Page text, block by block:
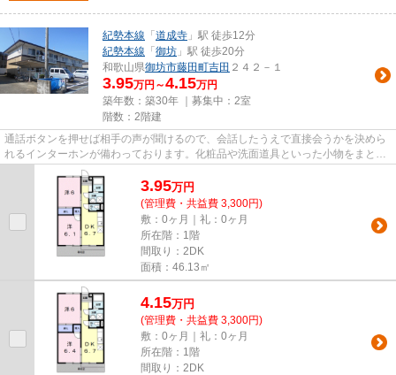
紀勢本線 「 道成寺 」駅 徒歩12分
紀勢本線 「 御坊 」駅 徒歩20分
和歌山県御坊市藤田町吉田 ２４２－１
3.95万円～4.15万円
築年数：築30年 ｜募集中： 2室
階数：2階建
通話ボタンを押せば相手の声が聞けるので、会話したうえで直接会うかを決めら
れるインターホンが備わっております。化粧品や洗面道具といった小物をまとめ
て収納できる独立洗面台があ...
3.95万円
(管理費・共益費 3,300円)
敷：0ヶ月｜礼：0ヶ月
所在階：1階
間取り：2DK
面積：46.13㎡
4.15万円
(管理費・共益費 3,300円)
敷：0ヶ月｜礼：0ヶ月
所在階：1階
間取り：2DK